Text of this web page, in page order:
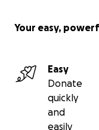
PayPal: @BMed786
Your easy,
Easy
Donate
quickly
and
easily